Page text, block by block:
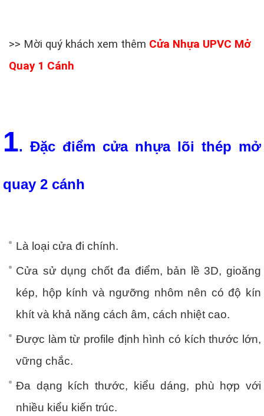
>> Mời quý khách xem thêm Cửa Nhựa UPVC Mở
Quay 1 Cánh
1. Đặc điểm cửa nhựa lõi thép mở
quay 2 cánh
Là loại cửa đi chính.
Cửa sử dụng chốt đa điểm, bản lề 3D, gioăng
kép, hộp kính và ngưỡng nhôm nên có độ kín
khít và khả năng cách âm, cách nhiệt cao.
Được làm từ profile định hình có kích thước lớn,
vững chắc.
Đa dạng kích thước, kiểu dáng, phù hợp với
nhiều kiểu kiến trúc.